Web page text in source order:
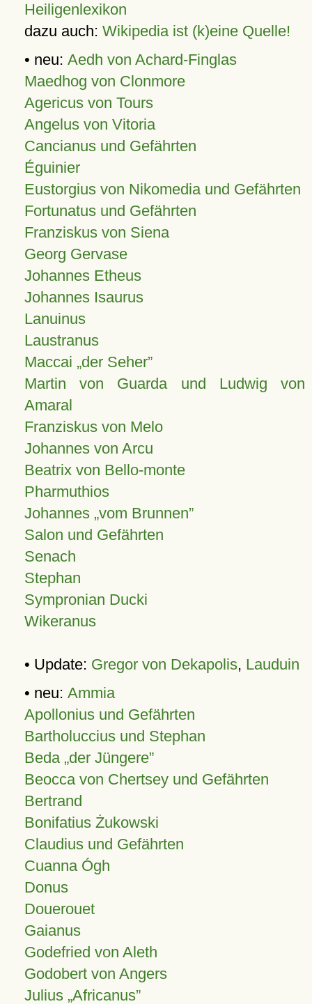
Heiligenlexikon
dazu auch: Wikipedia ist (k)eine Quelle!
• neu: Aedh von Achard-Finglas
Maedhog von Clonmore
Agericus von Tours
Angelus von Vitoria
Cancianus und Gefährten
Éguinier
Eustorgius von Nikomedia und Gefährten
Fortunatus und Gefährten
Franziskus von Siena
Georg Gervase
Johannes Etheus
Johannes Isaurus
Lanuinus
Laustranus
Maccai „der Seher”
Martin von Guarda und Ludwig von
Amaral
Franziskus von Melo
Johannes von Arcu
Beatrix von Bello-monte
Pharmuthios
Johannes vom Brunnen
Salon und Gefährten
Senach
Stephan
Sympronian Ducki
Wikeranus
• Update: Gregor von Dekapolis, Lauduin
• neu: Ammia
Apollonius und Gefährten
Bartholuccius und Stephan
Beda „der Jüngere”
Beocca von Chertsey und Gefährten
Bertrand
Bonifatius Żukowski
Claudius und Gefährten
Cuanna Ógh
Donus
Douerouet
Gaianus
Godefried von Aleth
Godobert von Angers
Julius Africanus